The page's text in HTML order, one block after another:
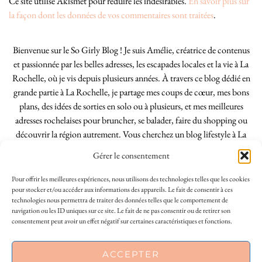
This site uses cookies to deliver its services
Gérer le consentement
Pour offrir les meilleures expériences, nous utilisons des technologies telles que les cookies
pour stocker et/ou accéder aux informations des appareils. Le fait de consentir à ces
technologies nous permettra de traiter des données telles que le comportement de
navigation ou les ID uniques sur ce site. Le fait de ne pas consentir ou de retirer son
consentement peut avoir un effet négatif sur certaines caractéristiques et fonctions.
ACCEPTER
la façon dont les données de vos commentaires sont traitées.
Bienvenue sur le So Girly Blog ! Je suis Amélie, créatrice de contenus
et passionnée par les belles adresses, les escapades locales et la vie à La
Rochelle, où je vis depuis plusieurs années. À travers ce blog dédié en
grande partie à La Rochelle, je partage mes coups de cœur, mes bons
plans, des idées de sorties en solo ou à plusieurs, et mes meilleures
adresses rochelaises pour bruncher, se balader, faire du shopping ou
découvrir la région autrement. Vous cherchez un blog lifestyle à La
Rochelle, tenu par une locale ? Vous êtes au bon endroit. Que vous
soyez Rochelais·e ou de passage dans notre belle ville, j’espère que mes
articles vous aideront à profiter de La Rochelle comme un·e vrai·e
initié·e. !
FACEBOOK | 18200